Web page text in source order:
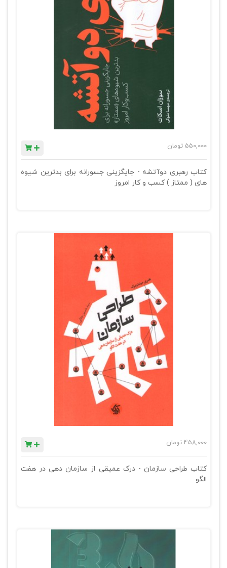
550,000 تومان
کتاب رهبری دوآتشه - جایگزینی جسورانه برای بدترین شیوه
های ( ممتاز ) کسب و کار امروز
458,000 تومان
کتاب طراحی سازمان - درک عمیقی از سازمان دهی در هفت
الگو